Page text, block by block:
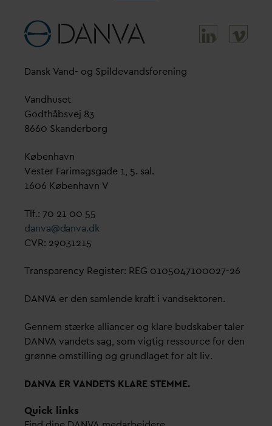
Dansk Vand- og Spildevandsforening
Vandhuset
Godthåbsvej 83
8660 Skanderborg
København
Vester Farimagsgade 1, 5. sal.
1606 København V
Tlf.: 70 21 00 55
danva@danva.dk
CVR: 29031215
Transparency Register: REG 0105047100027-26
DANVA er den samlende kraft i vandsektoren.
Gennem stærke alliancer og klare budskaber taler
DANVA vandets sag, som vigtig ressource for den
grønne omstilling og grundlaget for alt liv.
DANVA ERVANDETS KLARE STEMME.
Quick links